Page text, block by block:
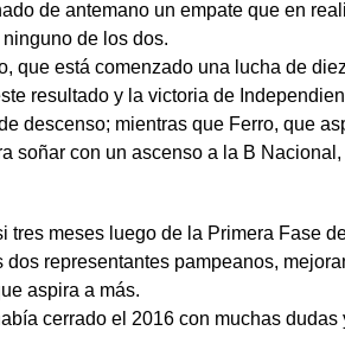
de antemano un empate que en
de los dos.
que está comenzado una lucha de
resultado y la victoria de
descenso; mientras que Ferro, que
soñar con un ascenso a la B
tres meses luego de la Primera Fase
dos representantes pampeanos,
aspira a más.
cerrado el 2016 con muchas